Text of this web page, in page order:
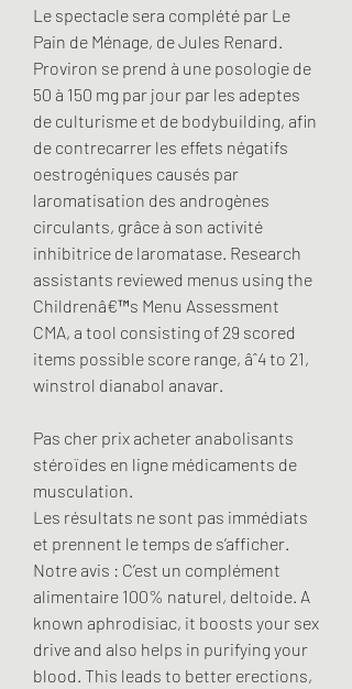
Le spectacle sera complété par Le
Pain de Ménage, de Jules Renard.
Proviron se prend à une posologie de
50 à 150 mg par jour par les adeptes
de culturisme et de bodybuilding, afin
de contrecarrer les effets négatifs
oestrogéniques causés par
laromatisation des androgènes
circulants, grâce à son activité
inhibitrice de laromatase. Research
assistants reviewed menus using the
Childrenâ€™s Menu Assessment
CMA, a tool consisting of 29 scored
items possible score range, âˆ4 to 21,
winstrol dianabol anavar.
Pas cher prix acheter anabolisants
stéroïdes en ligne médicaments de
musculation.
Les résultats ne sont pas immédiats
et prennent le temps de s’afficher.
Notre avis : C’est un complément
alimentaire 100% naturel, deltoide. A
known aphrodisiac, it boosts your sex
drive and also helps in purifying your
blood. This leads to better erections,